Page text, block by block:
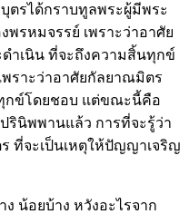
ตรได้กราบทูลพระผู้มีพระ
รหมจรรย์ เพราะว่าอาศัย
ำเนิน ที่จะถึงความสิ้นทุกข์
ราะว่าอาศัยกัลยาณมิตร
กข์โดยชอบ แต่ขณะนี้คือ
รินิพพานแล้ว การที่จะรู้ว่า
ที่จะเป็นเหตุให้ปัญญาเจริญ
น้อยบ้าง หวังอะไรจาก